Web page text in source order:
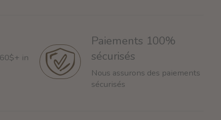
in
Paiements 100%
sécurisés
Nous assurons des paiements
sécurisés